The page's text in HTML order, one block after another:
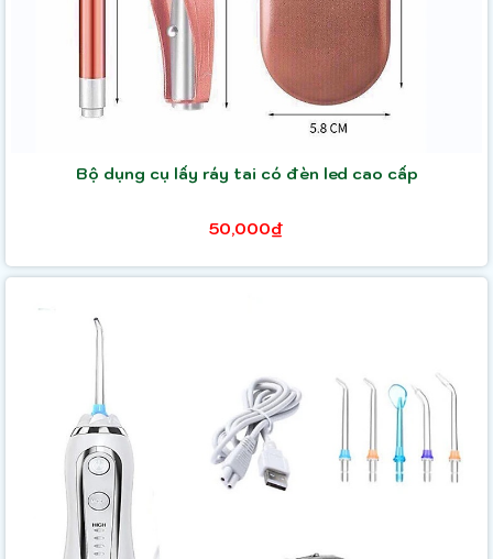
Bộ dụng cụ lấy ráy tai có đèn led cao cấp
50,000₫